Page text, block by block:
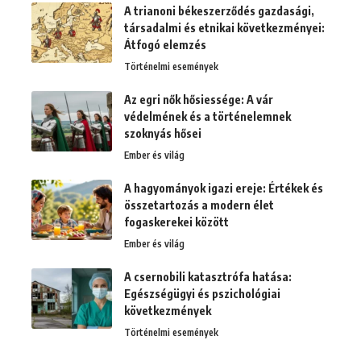
A trianoni békeszerződés gazdasági,
társadalmi és etnikai következményei:
Átfogó elemzés
Történelmi események
Az egri nők hősiessége: A vár
védelmének és a történelemnek
szoknyás hősei
Ember és világ
A hagyományok igazi ereje: Értékek és
összetartozás a modern élet
fogaskerekei között
Ember és világ
A csernobili katasztrófa hatása:
Egészségügyi és pszichológiai
következmények
Történelmi események